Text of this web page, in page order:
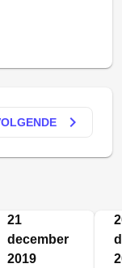
keyboard_arrow_right
21
december
2019